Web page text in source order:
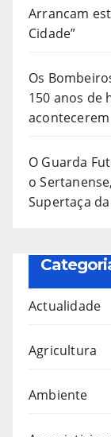
Arrancam
Cidade”
Os
150 anos de
O Guarda
o
Supertaça
Actualidade
Agricultura
Ambiente